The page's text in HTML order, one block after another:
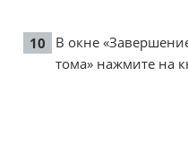
В окне
тома» нажмите на